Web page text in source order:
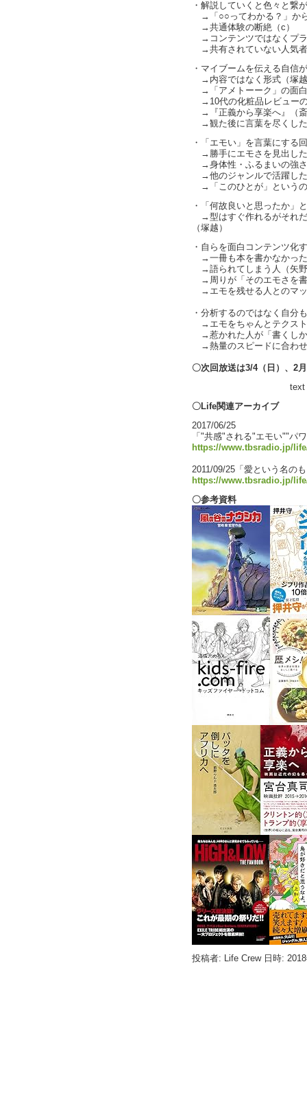
・解説していくと色々と繋
→「○○ってわかる？」か
→共通体験の断絶（c）
→コンテンツではなくプラ
→共有されていない人気
・マイブームを伝える自信
→内容ではなく形式（塚
→「アメトーーク」の面
→10代の化粧品レビュー
→『正義から享楽へ』（
→観た後に言葉を尽くした
・「エモい」を言葉にする
→勝手にエモさを見出し
→身体性・ふるまいの強
→他のジャンルで活躍し
→「このひとが」という
・「何故良いと思ったか」
→型はすぐ作れるがそれだ
（塚越）
・自らを面白コンテンツ化
→一冊も本を書かなかっ
→語られてしまう人（矢
→周りが「そのエモさを
→エモを残せる人とのマ
・分析するのではなく自分
→エモをちゃんとテクス
→惹かれた人が「書くし
→熱量のスピードに合わせ
〇次回放送は3/4（日）、2
text by 千
〇Life関連アーカイブ
2017/06/25
「"共感"される"エモい""パ
https://www.tbsradio.jp/
2011/09/25「愛という名の
https://www.tbsradio.jp/
〇参考資料
投稿者: Life Crew 日時: